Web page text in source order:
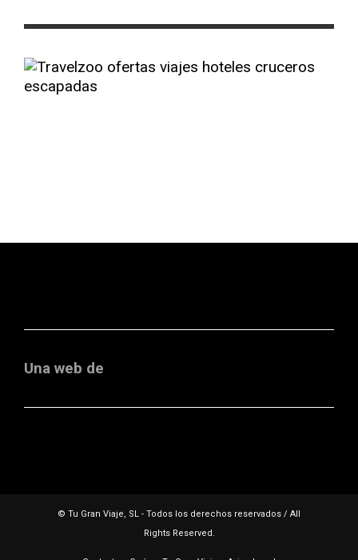
Una web de
© Tu Gran Viaje, SL - Todos los derechos reservados / All
Rights Reserved.